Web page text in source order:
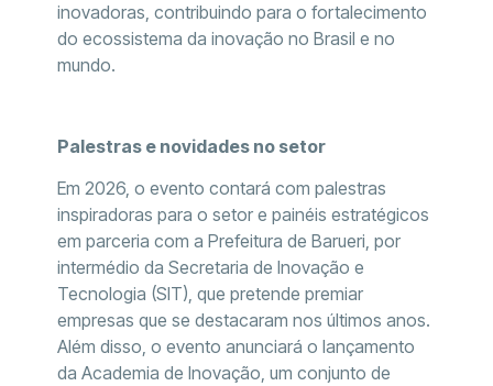
inovadoras, contribuindo para o fortalecimento
do ecossistema da inovação no Brasil e no
mundo.
Palestras e novidades no setor
Em 2026, o evento contará com palestras
inspiradoras para o setor e painéis estratégicos
em parceria com a Prefeitura de Barueri, por
intermédio da Secretaria de Inovação e
Tecnologia (SIT), que pretende premiar
empresas que se destacaram nos últimos anos.
Além disso, o evento anunciará o lançamento
da Academia de Inovação, um conjunto de